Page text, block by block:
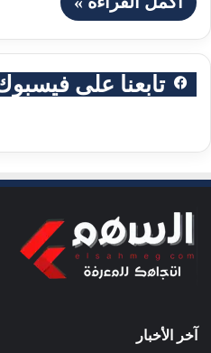
تابعنا على
آخر الأخبار